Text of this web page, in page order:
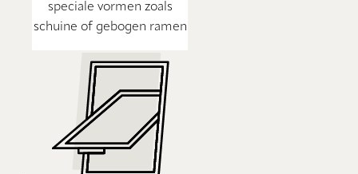
speciale vormen zoals
schuine of gebogen ramen